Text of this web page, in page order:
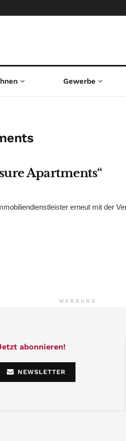
Gewerbe
Apartments“
erneut mit der
WERBUNG
abonnieren!
NEWSLETTER